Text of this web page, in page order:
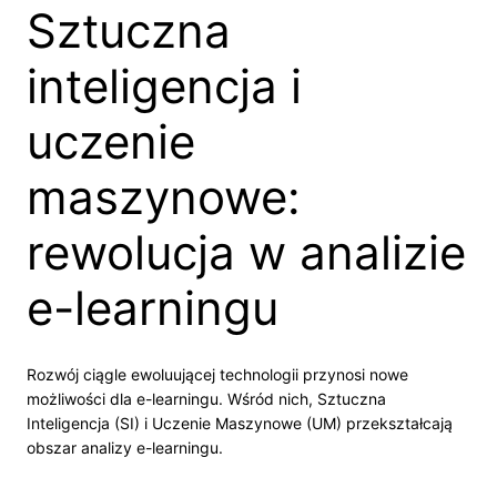
Sztuczna
inteligencja i
uczenie
maszynowe:
rewolucja w analizie
e-learningu
Rozwój ciągle ewoluującej technologii przynosi nowe
możliwości dla e-learningu. Wśród nich, Sztuczna
Inteligencja (SI) i Uczenie Maszynowe (UM) przekształcają
obszar analizy e-learningu.